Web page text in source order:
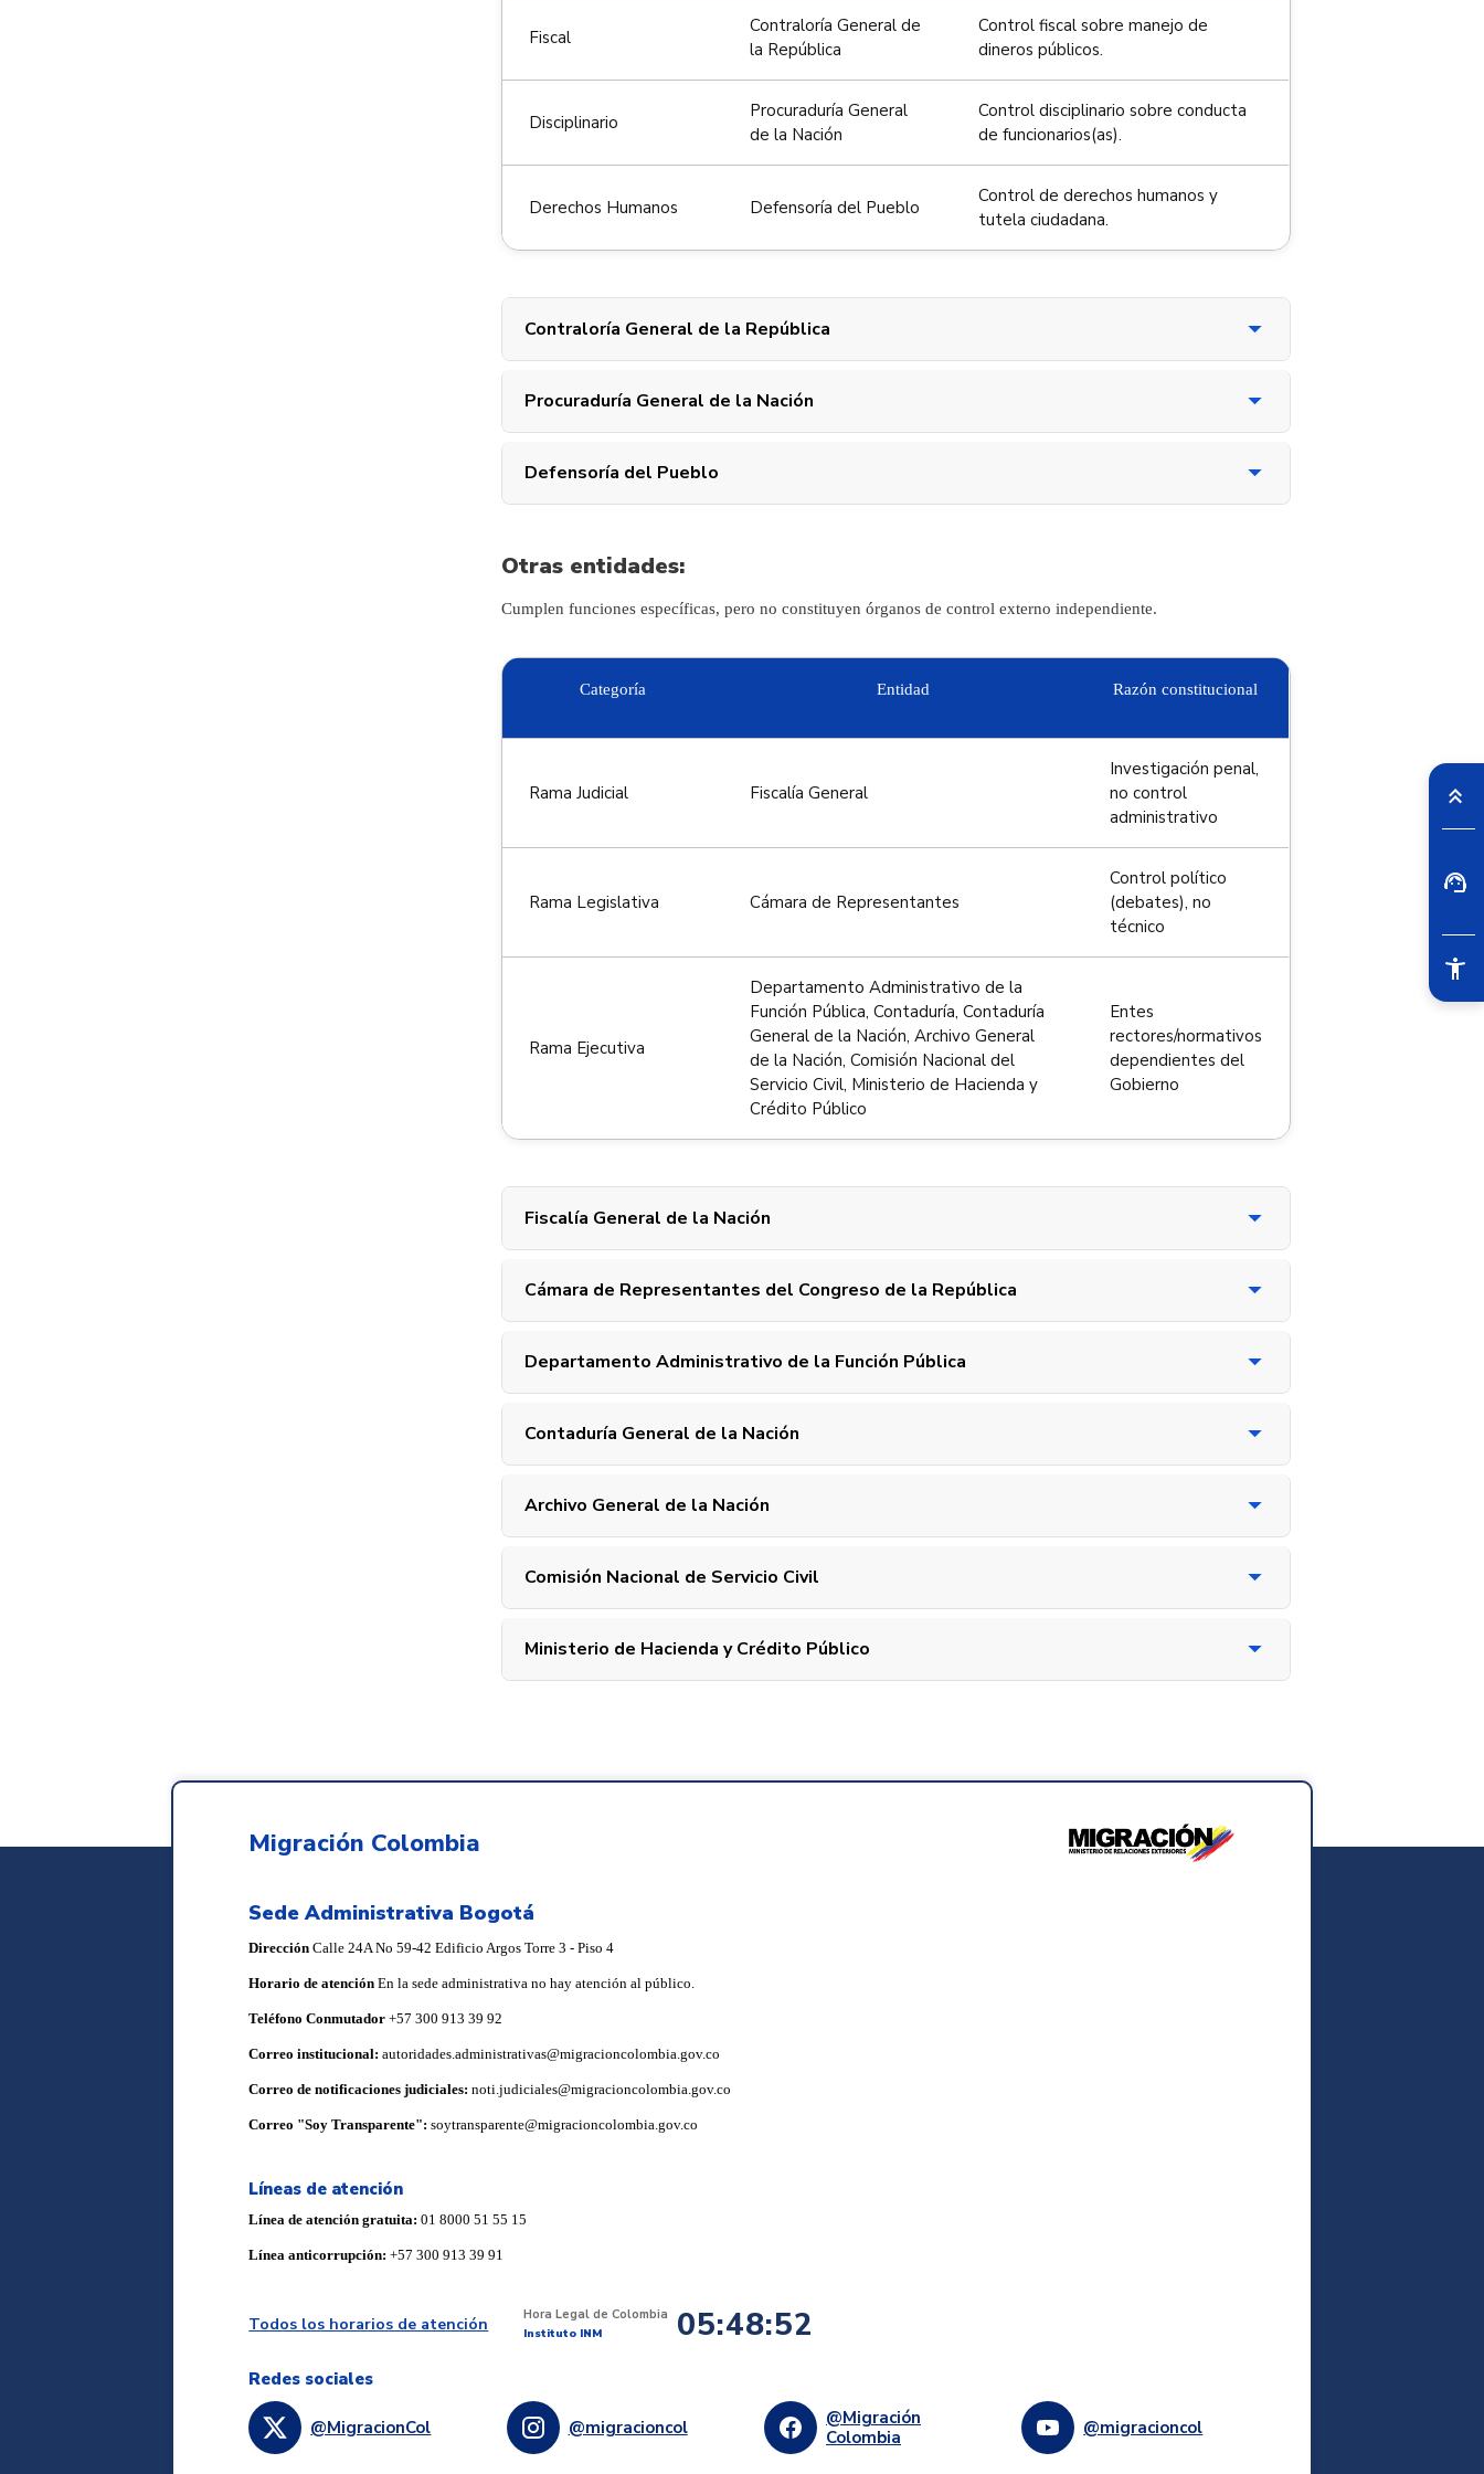
Fiscal
Contraloría General de
la República
Control fiscal sobre manejo de
dineros públicos.
Disciplinario
Procuraduría General
de la Nación
Control disciplinario sobre conducta
de funcionarios(as).
Derechos Humanos Defensoría del Pueblo
Control de derechos humanos y
tutela ciudadana.
Contraloría General de la República
Procuraduría General de la Nación
Defensoría del Pueblo
Otras entidades:
Cumplen funciones específicas, pero no constituyen órganos de control externo independiente.
Categoría Entidad Razón constitucional
Rama Judicial Fiscalía General
Investigación penal,
no control
administrativo
Rama Legislativa Cámara de Representantes
Control político
(debates), no
técnico
Rama Ejecutiva
Departamento Administrativo de la
Función Pública, Contaduría, Contaduría
General de la Nación, Archivo General
de la Nación, Comisión Nacional del
Servicio Civil, Ministerio de Hacienda y
Crédito Público
Entes
rectores/normativos
dependientes del
Gobierno
Fiscalía General de la Nación
Cámara de Representantes del Congreso de la República
Departamento Administrativo de la Función Pública
Contaduría General de la Nación
Archivo General de la Nación
Comisión Nacional de Servicio Civil
Ministerio de Hacienda y Crédito Público
Migración Colombia
Sede Administrativa Bogotá
DirecciónCalle 24A No 59-42 Edificio Argos Torre 3 - Piso 4
Horario de atenciónEn la sede administrativa no hay atención al público.
Teléfono Conmutador+57 300 913 39 92
Correo institucional:autoridades.administrativas@migracioncolombia.gov.co
Correo de notificaciones judiciales:noti.judiciales@migracioncolombia.gov.co
Correo "Soy Transparente":soytransparente@migracioncolombia.gov.co
Líneas de atención
Línea de atención gratuita:01 8000 51 55 15
Línea anticorrupción:+57 300 913 39 91
Todos los horarios de atención Hora Legal de Colombia 05:48:52
Instituto INM
Redes sociales
@MigracionCol @migracioncol
@Migración
Colombia
@migracioncol